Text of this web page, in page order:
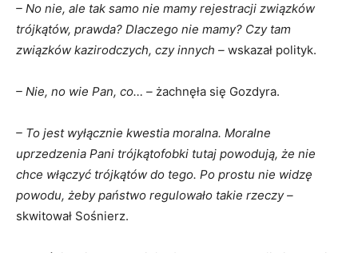
– No nie, ale tak samo nie mamy rejestracji związków
trójkątów, prawda? Dlaczego nie mamy? Czy tam
związków kazirodczych, czy innych – wskazał polityk.
– Nie, no wie Pan, co… – żachnęła się Gozdyra.
– To jest wyłącznie kwestia moralna. Moralne
uprzedzenia Pani trójkątofobki tutaj powodują, że nie
chce włączyć trójkątów do tego. Po prostu nie widzę
powodu, żeby państwo regulowało takie rzeczy –
skwitował Sośnierz.